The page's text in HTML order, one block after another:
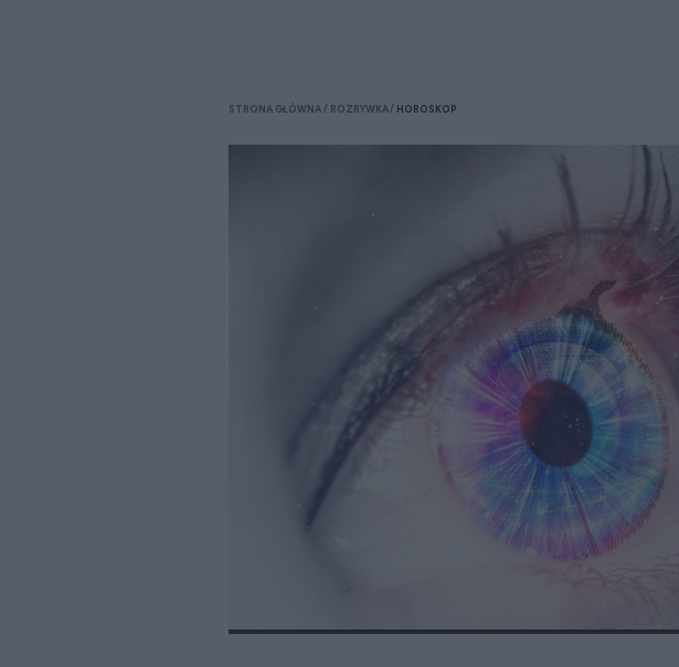
STRONA GŁÓWNA ROZRYWKA HOROSKOP